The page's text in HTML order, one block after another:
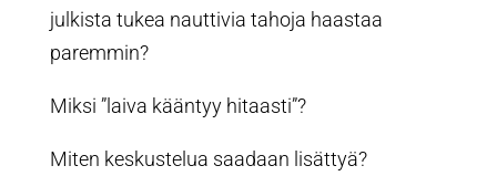
julkista tukea nauttivia tahoja haastaa
paremmin?
Miksi ”laiva kääntyy hitaasti”?
Miten keskustelua saadaan lisättyä?